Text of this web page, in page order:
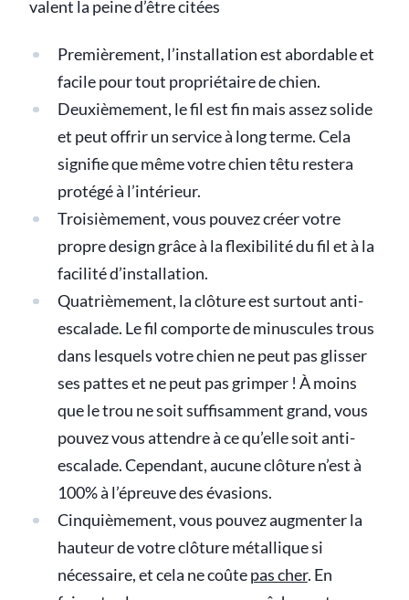
valent la peine d’être citées
Premièrement, l’installation est abordable et
facile pour tout propriétaire de chien.
Deuxièmement, le fil est fin mais assez solide
et peut offrir un service à long terme. Cela
signifie que même votre chien têtu restera
protégé à l’intérieur.
Troisièmement, vous pouvez créer votre
propre design grâce à la flexibilité du fil et à la
facilité d’installation.
Quatrièmement, la clôture est surtout anti-
escalade. Le fil comporte de minuscules trous
dans lesquels votre chien ne peut pas glisser
ses pattes et ne peut pas grimper ! À moins
que le trou ne soit suffisamment grand, vous
pouvez vous attendre à ce qu’elle soit anti-
escalade. Cependant, aucune clôture n’est à
100% à l’épreuve des évasions.
Cinquièmement, vous pouvez augmenter la
hauteur de votre clôture métallique si
nécessaire, et cela ne coûtepas cher. En